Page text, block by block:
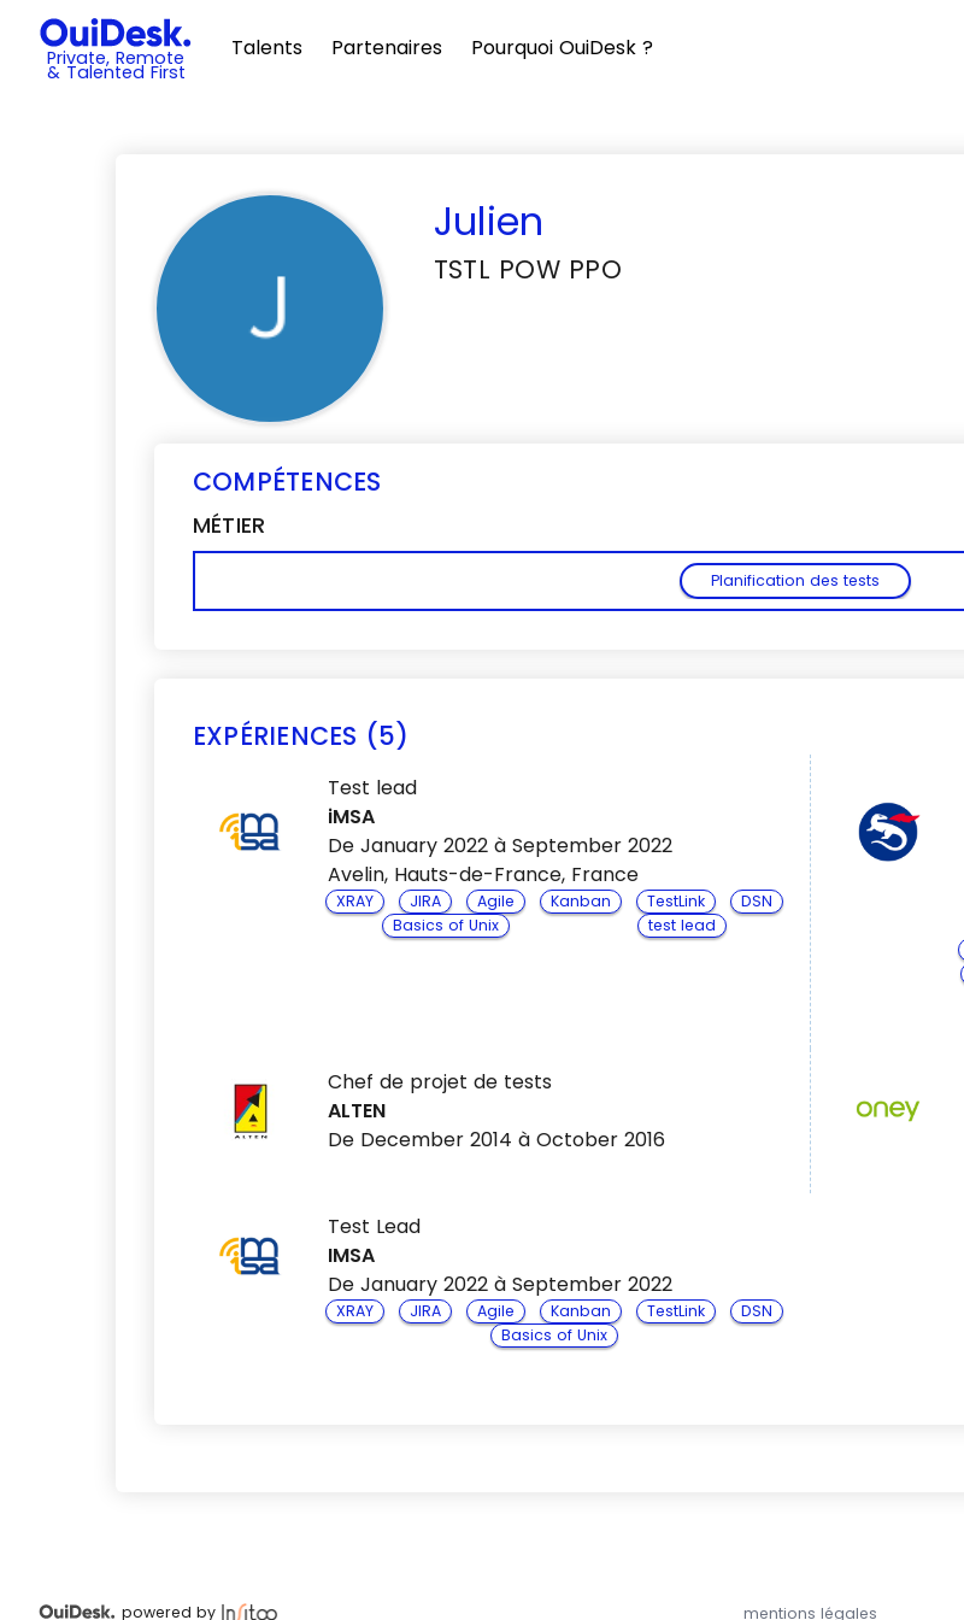
Private, Remote
& Talented First
Talents Partenaires Pourquoi OuiDesk ?
Julien
TSTL POW PPO
COMPÉTENCES
MÉTIER
Planification des tests
Voir plus
EXPÉRIENCES (5)
Test lead
iMSA
De January 2022 à September 2022
Avelin, Hauts-de-France, France
XRAY JIRA Agile Kanban TestLink
DSN
Basics of Unix
test lead
Chef de projet de tests
ALTEN
De December 2014 à October 2016
Test Lead
IMSA
De January 2022 à September 2022
XRAY JIRA Agile Kanban TestLink
DSN
Basics of Unix
powered by mentions légales